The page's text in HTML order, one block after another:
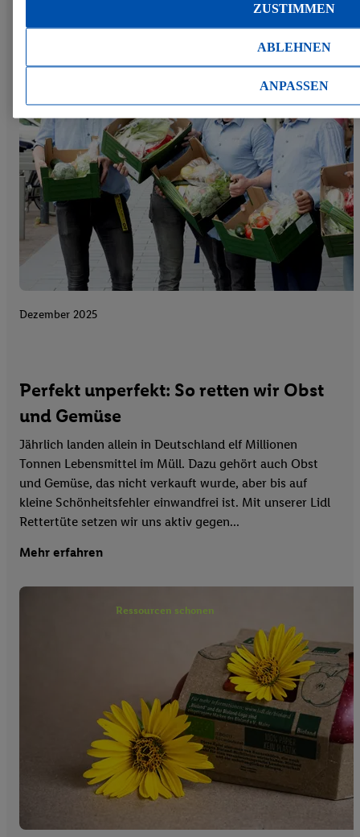
Ressourcen schonen
Dezember 2025
Perfekt unperfekt: So retten wir Obst
und Gemüse
Jährlich landen allein in Deutschland elf Millionen
Tonnen Lebensmittel im Müll. Dazu gehört auch Obst
und Gemüse, das nicht verkauft wurde, aber bis auf
kleine Schönheitsfehler einwandfrei ist. Mit unserer Lidl
Rettertüte setzen wir uns aktiv gegen...
Mehr erfahren
Ressourcen schonen
ABLEHNEN
ZUSTIMMEN
ANPASSEN